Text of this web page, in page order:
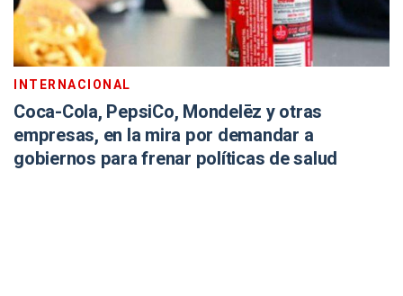
INTERNACIONAL
Coca-Cola, PepsiCo, Mondelēz y otras
empresas, en la mira por demandar a
gobiernos para frenar políticas de salud